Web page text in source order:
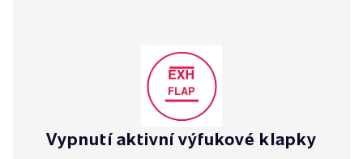
Vypnutí aktivní výfukové klapky